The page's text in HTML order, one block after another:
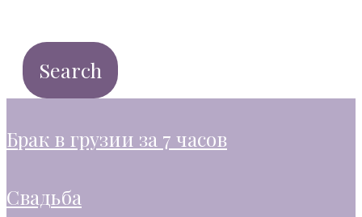
брак в грузии за 7 часов
свадьба